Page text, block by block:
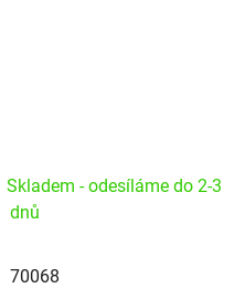
Skladem - odesíláme do 2-3
dnů
70068